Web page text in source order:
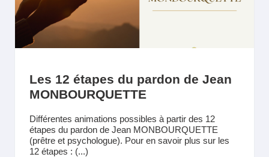
Les 12 étapes du pardon de Jean
MONBOURQUETTE
Différentes animations possibles à partir des 12
étapes du pardon de Jean MONBOURQUETTE
(prêtre et psychologue). Pour en savoir plus sur les
12 étapes : (...)